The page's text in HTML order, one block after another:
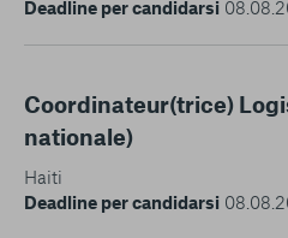
Deadline per candidarsi
Coordinateur(trice)
nationale)
Haiti
Deadline per candidarsi